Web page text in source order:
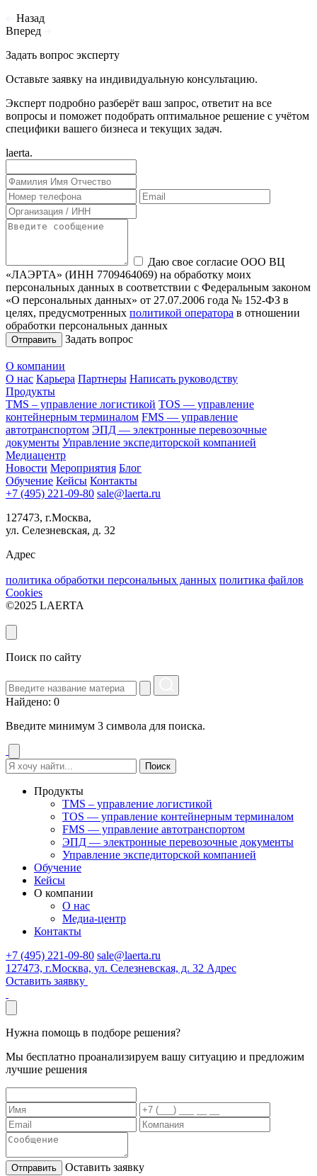
Назад
Вперед
Задать вопрос эксперту
Оставьте заявку на индивидуальную консультацию.
Эксперт подробно разберёт ваш запрос, ответит на все
вопросы и поможет подобрать оптимальное решение с учётом
специфики вашего бизнеса и текущих задач.
laerta.
Даю свое согласие ООО ВЦ
«ЛАЭРТА» (ИНН 7709464069) на обработку моих
персональных данных в соответствии с Федеральным законом
«О персональных данных» от 27.07.2006 года № 152-ФЗ в
целях, предусмотренных политикой оператора в отношении
обработки персональных данных
Задать вопрос
О компании
О нас Карьера Партнеры Написать руководству
Продукты
TMS – управление логистикой TOS — управление
контейнерным терминалом FMS — управление
автотранспортом ЭПД — электронные перевозочные
документы Управление экспедиторской компанией
Медиацентр
Новости Мероприятия Блог
Обучение Кейсы Контакты
+7 (495) 221-09-80 sale@laerta.ru
127473, г.Москва,
ул. Селезневская, д. 32
Адрес
политика обработки персональных данных политика файлов
Cookies
©2025 LAERTA
Поиск по сайту
Найдено: 0
Введите минимум 3 символа для поиска.
Поиск
Продукты
TMS – управление логистикой
TOS — управление контейнерным терминалом
FMS — управление автотранспортом
ЭПД — электронные перевозочные документы
Управление экспедиторской компанией
Обучение
Кейсы
О компании
О нас
Медиа-центр
Контакты
+7 (495) 221-09-80 sale@laerta.ru
127473, г.Москва, ул. Селезневская, д. 32 Адрес
Оставить заявку
Нужна помощь в подборе решения?
Мы бесплатно проанализируем вашу ситуацию и предложим
лучшие решения
Оставить заявку